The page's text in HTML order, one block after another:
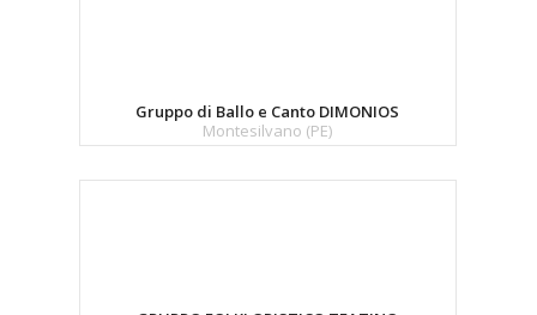
Gruppo di Ballo e Canto DIMONIOS
Montesilvano (PE)